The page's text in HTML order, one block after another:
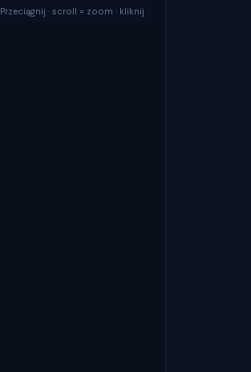
Przeciągnij · scroll = zoom · kliknij